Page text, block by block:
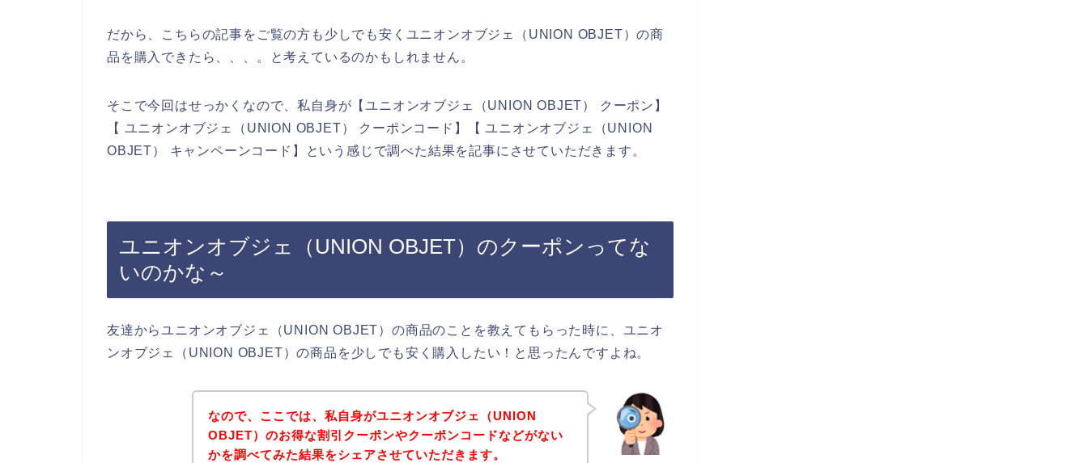
だから、こちらの記事をご覧の方も少しでも安くユニオンオブジェ（UNION OBJET）の商
品を購入できたら、、、。と考えているのかもしれません。
そこで今回はせっかくなので、私自身が【ユニオンオブジェ（UNION OBJET） クーポン】
【 ユニオンオブジェ（UNION OBJET） クーポンコード】【 ユニオンオブジェ（UNION
OBJET） キャンペーンコード】という感じで調べた結果を記事にさせていただきます。
ユニオンオブジェ（UNION OBJET）のクーポンってな
いのかな～
友達からユニオンオブジェ（UNION OBJET）の商品のことを教えてもらった時に、ユニオ
ンオブジェ（UNION OBJET）の商品を少しでも安く購入したい！と思ったんですよね。
なので、ここでは、私自身がユニオンオブジェ（UNION
OBJET）のお得な割引クーポンやクーポンコードなどがない
かを調べてみた結果をシェアさせていただきます。